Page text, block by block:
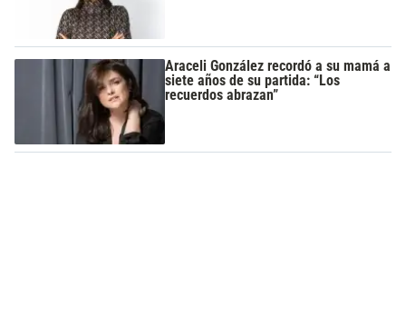
Araceli González recordó a su mamá a
siete años de su partida: “Los
recuerdos abrazan”